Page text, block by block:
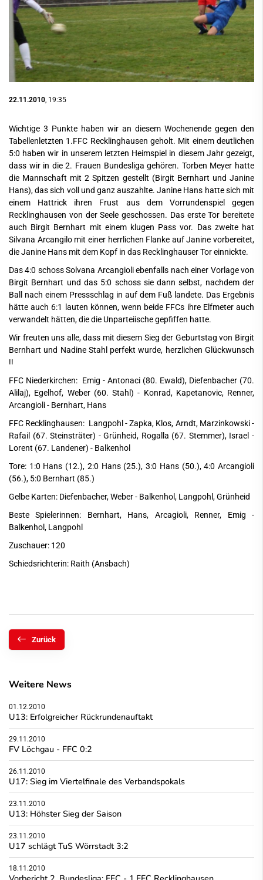
22.11.2010 , 19:35
Wichtige 3 Punkte haben wir an diesem Wochenende gegen den
Tabellenletzten 1.FFC Recklinghausen geholt. Mit einem deutlichen
5:0 haben wir in unserem letzten Heimspiel in diesem Jahr gezeigt,
dass wir in die 2. Frauen Bundesliga gehören. Torben Meyer hatte
die Mannschaft mit 2 Spitzen gestellt (Birgit Bernhart und Janine
Hans), das sich voll und ganz auszahlte. Janine Hans hatte sich mit
einem Hattrick ihren Frust aus dem Vorrundenspiel gegen
Recklinghausen von der Seele geschossen. Das erste Tor bereitete
auch Birgit Bernhart mit einem klugen Pass vor. Das zweite hat
Silvana Arcangilo mit einer herrlichen Flanke auf Janine vorbereitet,
die Janine Hans mit dem Kopf in das Recklinghauser Tor einnickte.
Das 4:0 schoss Solvana Arcangioli ebenfalls nach einer Vorlage von
Birgit Bernhart und das 5:0 schoss sie dann selbst, nachdem der
Ball nach einem Pressschlag in auf dem Fuß landete. Das Ergebnis
hätte auch 6:1 lauten können, wenn beide FFCs ihre Elfmeter auch
verwandelt hätten, die die Unparteiische gepfiffen hatte.
Wir freuten uns alle, dass mit diesem Sieg der Geburtstag von Birgit
Bernhart und Nadine Stahl perfekt wurde, herzlichen Glückwunsch
!!
FFC Niederkirchen: Emig - Antonaci (80. Ewald), Diefenbacher (70.
Alilaj), Egelhof, Weber (60. Stahl) - Konrad, Kapetanovic, Renner,
Arcangioli - Bernhart, Hans
FFC Recklinghausen: Langpohl - Zapka, Klos, Arndt, Marzinkowski -
Rafail (67. Steinsträter) - Grünheid, Rogalla (67. Stemmer), Israel -
Lorent (67. Landener) - Balkenhol
Tore: 1:0 Hans (12.), 2:0 Hans (25.), 3:0 Hans (50.), 4:0 Arcangioli
(56.), 5:0 Bernhart (85.)
Gelbe Karten: Diefenbacher, Weber - Balkenhol, Langpohl, Grünheid
Beste Spielerinnen: Bernhart, Hans, Arcagioli, Renner, Emig -
Balkenhol, Langpohl
Zuschauer: 120
Schiedsrichterin: Raith (Ansbach)
Zurück
Weitere News
01.12.2010
U13: Erfolgreicher Rückrundenauftakt
29.11.2010
FV Löchgau - FFC 0:2
26.11.2010
U17: Sieg im Viertelfinale des Verbandspokals
23.11.2010
U13: Höhster Sieg der Saison
23.11.2010
U17 schlägt TuS Wörrstadt 3:2
18.11.2010